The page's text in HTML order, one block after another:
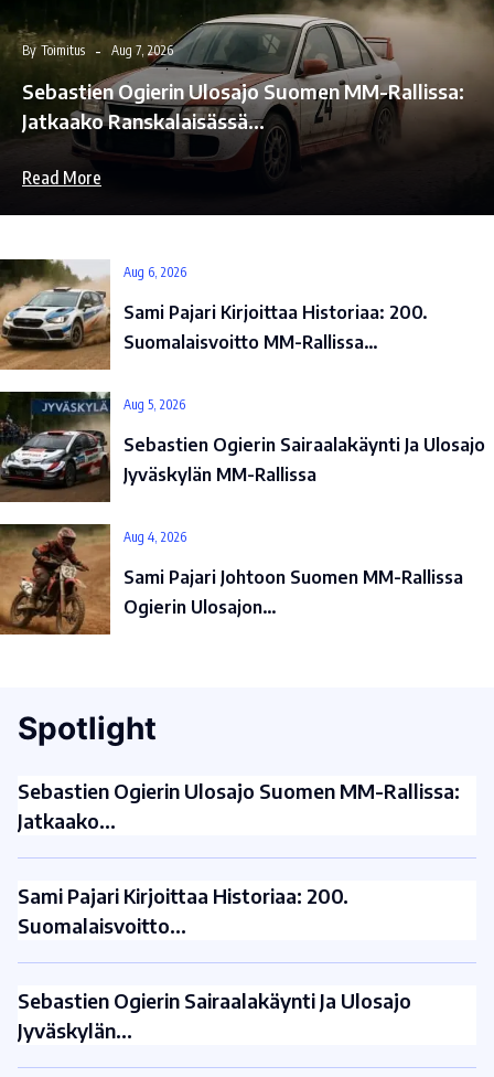
By Toimitus Aug 7, 2026
Sebastien Ogierin Ulosajo Suomen MM-Rallissa:
Jatkaako Ranskalaisässä…
Read More
Aug 6, 2026
Sami Pajari Kirjoittaa Historiaa: 200.
Suomalaisvoitto MM-Rallissa…
Aug 5, 2026
Sebastien Ogierin Sairaalakäynti Ja Ulosajo
Jyväskylän MM-Rallissa
Aug 4, 2026
Sami Pajari Johtoon Suomen MM-Rallissa
Ogierin Ulosajon…
Spotlight
Sebastien Ogierin Ulosajo Suomen MM-Rallissa:
Jatkaako…
Sami Pajari Kirjoittaa Historiaa: 200.
Suomalaisvoitto…
Sebastien Ogierin Sairaalakäynti Ja Ulosajo
Jyväskylän…